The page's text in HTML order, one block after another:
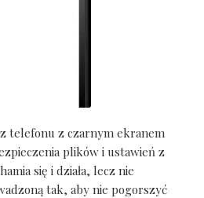
telefonu z czarnym ekranem
plików i ustawień z
się i działa, lecz nie
tak, aby nie pogorszyć